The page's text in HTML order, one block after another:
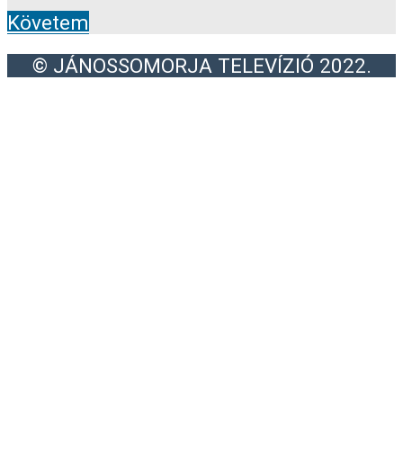
Követem
© JÁNOSSOMORJA TELEVÍZIÓ 2022.